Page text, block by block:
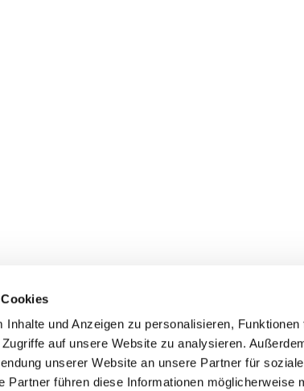
Inhalte und Anzeigen zu personalisieren,
auf unsere Website zu analysieren.
unserer Website an unsere Partner für
Partner führen diese Informationen möglicherweise
Uhlandstraße 32, 45525 Hattingen